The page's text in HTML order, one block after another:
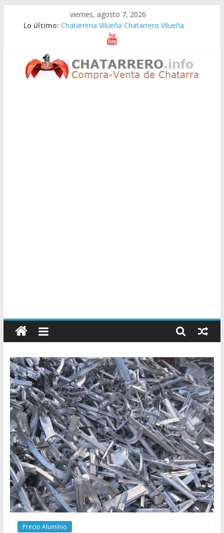
viernes, agosto 7, 2026
Lo último: Chatarreria Vilueña Chatarrero Vilueña
Chatarreria Zuera Chatarrero Zuera
Chatarreria Zaragoza Chatarrero Zaragoza
Chatarreria Zaida Chatarrero Zaida
Chatarreria Vistabella Chatarrero Vistabella
Chatarreros
–
Precio
de
Chatarra
Directorio
de
Chatarreros
para
vender
Precio Aluminio